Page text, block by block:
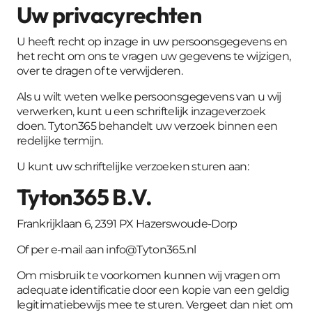
Uw privacyrechten
U heeft recht op inzage in uw persoonsgegevens en
het recht om ons te vragen uw gegevens te wijzigen,
over te dragen of te verwijderen.
Als u wilt weten welke persoonsgegevens van u wij
verwerken, kunt u een schriftelijk inzageverzoek
doen. Tyton365 behandelt uw verzoek binnen een
redelijke termijn.
U kunt uw schriftelijke verzoeken sturen aan:
Tyton365 B.V.
Frankrijklaan 6, 2391 PX Hazerswoude-Dorp
Of per e-mail aan info@Tyton365.nl
Om misbruik te voorkomen kunnen wij vragen om
adequate identificatie door een kopie van een geldig
legitimatiebewijs mee te sturen. Vergeet dan niet om